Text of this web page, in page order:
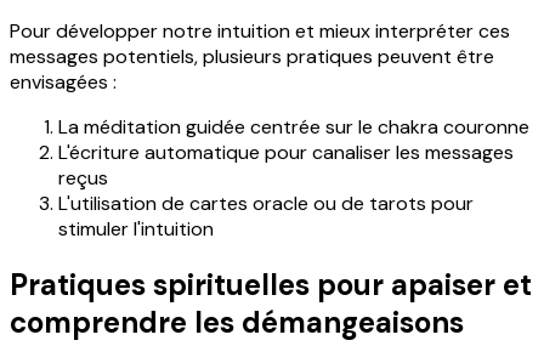
Pour développer notre intuition et mieux interpréter ces
messages potentiels, plusieurs pratiques peuvent être
envisagées :
La méditation guidée centrée sur le chakra couronne
L'écriture automatique pour canaliser les messages
reçus
L'utilisation de cartes oracle ou de tarots pour
stimuler l'intuition
Pratiques spirituelles pour apaiser et
comprendre les démangeaisons